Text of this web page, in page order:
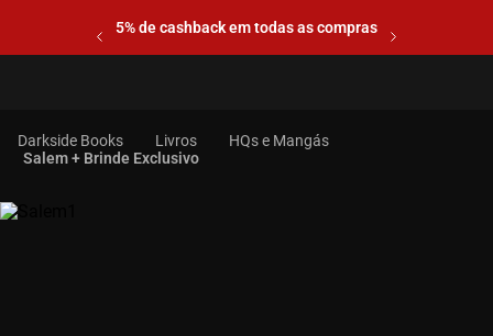
5% de cashback em todas as compras
Livros
HQs e Mangás
Salem + Brinde Exclusivo